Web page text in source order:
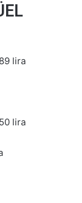
lira
lira